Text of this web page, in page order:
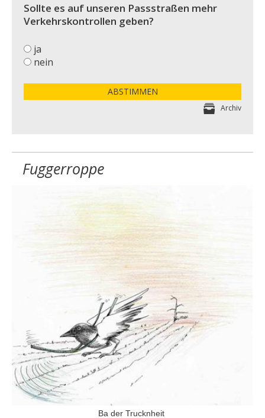
Sollte es auf unseren Passstraßen mehr
Verkehrskontrollen geben?
ja
nein
ABSTIMMEN
Archiv
Fuggerroppe
Ba der Trucknheit